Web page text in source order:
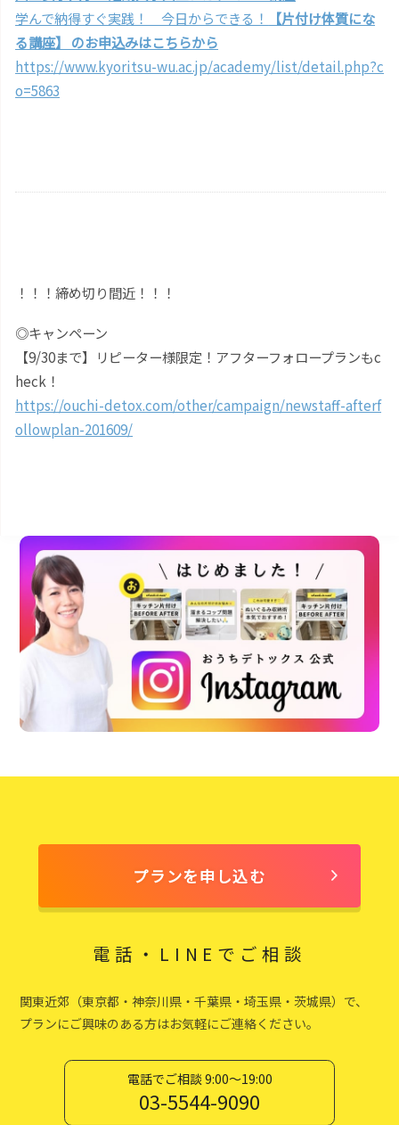
学んで納得すぐ実践！ 今日からできる！
【片付け体質にな
る講座】 のお申込みはこちらから
https://www.kyoritsu-wu.ac.jp/academy/list/detail.php?c
o=5863
！！！締め切り間近！！！
◎キャンペーン
【9/30まで】リピーター様限定！アフターフォロープランもc
heck！
https://ouchi-detox.com/other/campaign/newstaff-afterf
ollowplan-201609/
プランを申し込む
電話・LINEでご相談
関東近郊（東京都・神奈川県・千葉県・埼玉県・茨城県）で、
プランにご興味のある方はお気軽にご連絡ください。
電話でご相談 9:00〜19:00
03-5544-9090